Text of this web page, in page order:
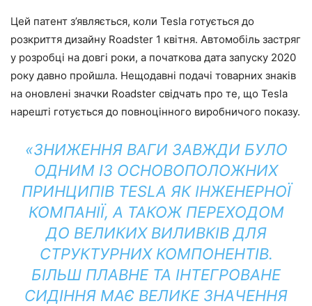
Цей патент з’являється, коли Tesla готується до
розкриття дизайну Roadster 1 квітня. Автомобіль застряг
у розробці на довгі роки, а початкова дата запуску 2020
року давно пройшла. Нещодавні подачі товарних знаків
на оновлені значки Roadster свідчать про те, що Tesla
нарешті готується до повноцінного виробничого показу.
«ЗНИЖЕННЯ ВАГИ ЗАВЖДИ БУЛО
ОДНИМ ІЗ ОСНОВОПОЛОЖНИХ
ПРИНЦИПІВ TESLA ЯК ІНЖЕНЕРНОЇ
КОМПАНІЇ, А ТАКОЖ ПЕРЕХОДОМ
ДО ВЕЛИКИХ ВИЛИВКІВ ДЛЯ
СТРУКТУРНИХ КОМПОНЕНТІВ.
БІЛЬШ ПЛАВНЕ ТА ІНТЕГРОВАНЕ
СИДІННЯ МАЄ ВЕЛИКЕ ЗНАЧЕННЯ